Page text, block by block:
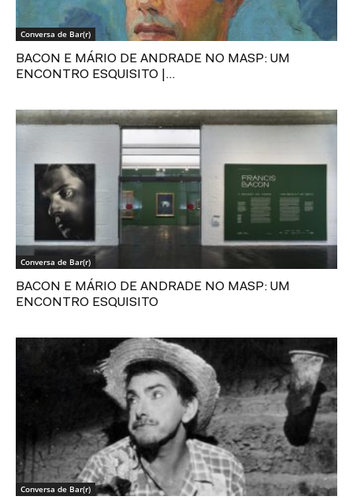
Conversa de Bar(r)
BACON E MÁRIO DE ANDRADE NO MASP: UM
ENCONTRO ESQUISITO |...
Conversa de Bar(r)
BACON E MÁRIO DE ANDRADE NO MASP: UM
ENCONTRO ESQUISITO
Conversa de Bar(r)